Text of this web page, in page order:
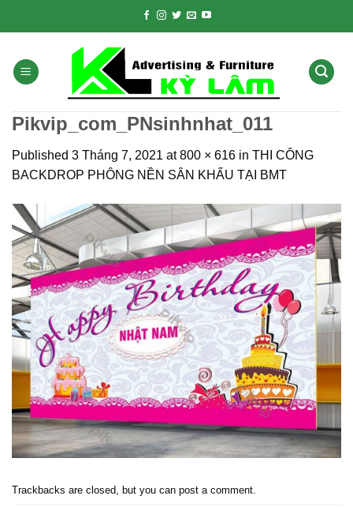
Pikvip_com_PNsinhnhat_011
Published 3 Tháng 7, 2021 at800 × 616 in THI CÔNG
BACKDROP PHÔNG NỀN SÂN KHẤU TẠI BMT
Trackbacks are closed, but you can post a comment